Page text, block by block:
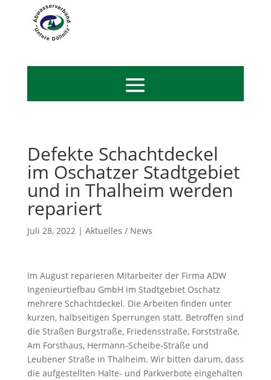
Defekte Schachtdeckel
im Oschatzer Stadtgebiet
und in Thalheim werden
repariert
Juli 28, 2022| Aktuelles / News
Im August reparieren Mitarbeiter der Firma ADW
Ingenieurtiefbau GmbH im Stadtgebiet Oschatz
mehrere Schachtdeckel. Die Arbeiten finden unter
kurzen, halbseitigen Sperrungen statt. Betroffen sind
die Straßen Burgstraße, Friedensstraße, Forststraße,
Am Forsthaus, Hermann-Scheibe-Straße und
Leubener Straße in Thalheim. Wir bitten darum, dass
die aufgestellten Halte- und Parkverbote eingehalten